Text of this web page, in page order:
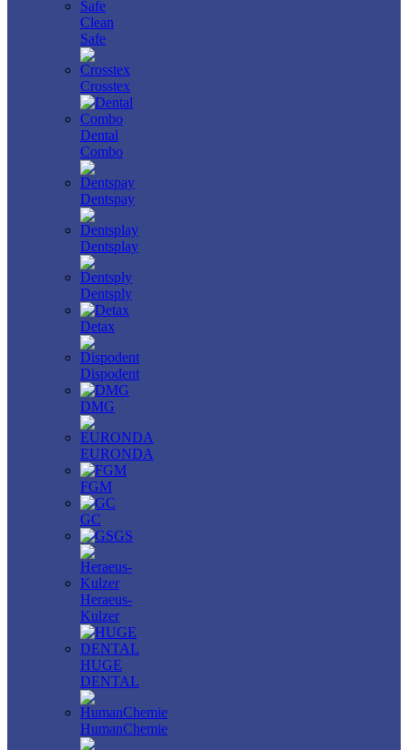
Clean
Safe
Crosstex
Dental
Combo
Dentspay
Dentsplay
Dentsply
Detax
Dispodent
DMG
EURONDA
FGM
GC
GS
Heraeus-
Kulzer
HUGE
DENTAL
HumanChemie